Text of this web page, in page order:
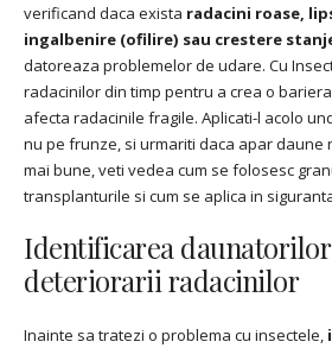
verificand daca exista radacini roase,
ingalbenire (ofilirе) sau crestere
datoreaza problemelor de udare. Cu
radacinilor din timp pentru a crea o
afecta radacinile fragile. Aplicati-l acolo
nu pe frunze, si urmariti daca apar daune
mai bune, veti vedea cum se folosesc
transplanturile si cum se aplica in
Identificarea
deteriorarii radacinilor
Inainte sa tratezi o problema cu insectele,